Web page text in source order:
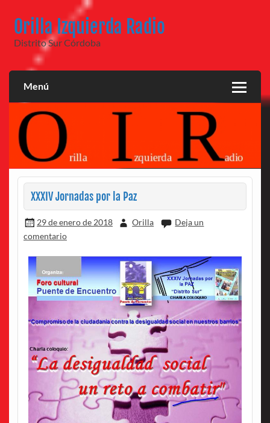
contenido
Orilla Izquierda Radio
Distrito Sur Córdoba
Menú
XXXIV Jornadas por la Paz
29 de enero de 2018 Orilla
Deja un
comentario